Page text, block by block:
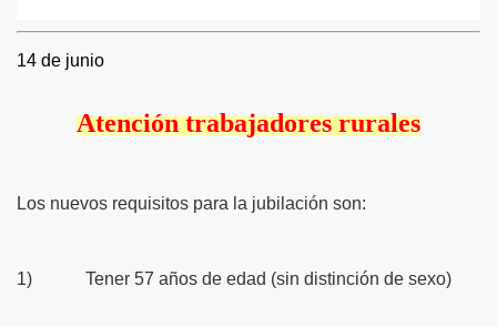
14 de junio
Atención trabajadores rurales
Los nuevos requisitos para la jubilación son:
1) Tener 57 años de edad (sin distinción de sexo)